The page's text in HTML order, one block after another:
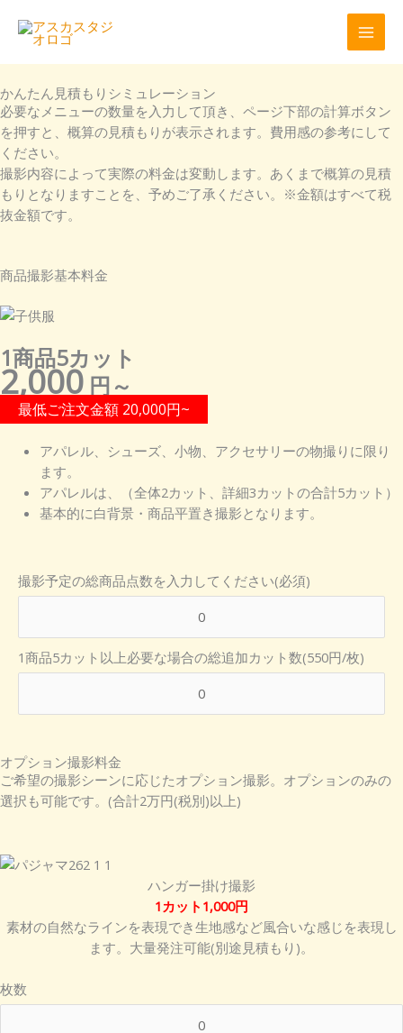
キ
ッ
プ
かんたん見積もりシミュレーション
必要なメニューの数量を入力して頂き、ページ下部の計算ボタン
を押すと、概算の見積もりが表示されます。費用感の参考にして
ください。
撮影内容によって実際の料金は変動します。あくまで概算の見積
もりとなりますことを、予めご了承ください。※金額はすべて税
抜金額です。
商品撮影基本料金
1商品5カット
2,000 円～
最低ご注文金額 20,000円~
アパレル、シューズ、小物、アクセサリーの物撮りに限り
ます。
アパレルは、（全体2カット、詳細3カットの合計5カット）
基本的に白背景・商品平置き撮影となります。
撮影予定の総商品点数を入力してください(必須)
1商品5カット以上必要な場合の総追加カット数(550円/枚)
オプション撮影料金
ご希望の撮影シーンに応じたオプション撮影。 オプションのみの
選択も可能です。(合計2万円(税別)以上)
ハンガー掛け撮影
1カット1,000円
素材の自然なラインを表現でき生地感など風合いな感じを表現し
ます。大量発注可能(別途見積もり)。
枚数